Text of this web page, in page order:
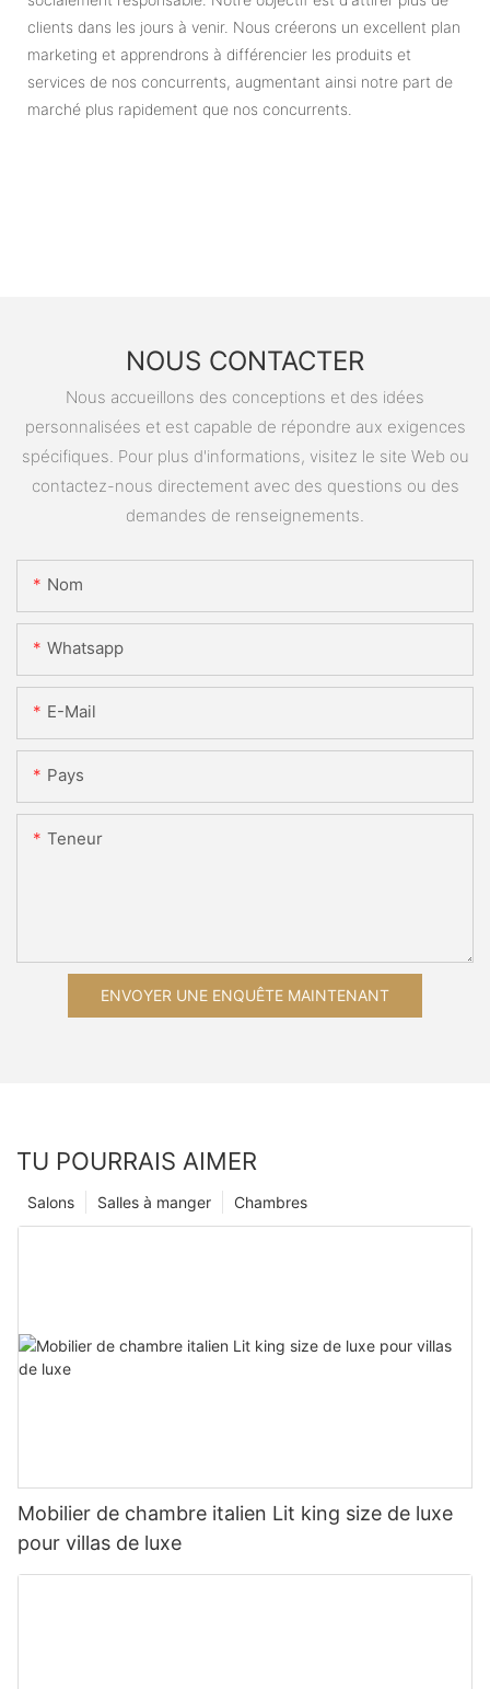
clients dans les jours à venir. Nous créerons un excellent plan
marketing et apprendrons à différencier les produits et
services de nos concurrents, augmentant ainsi notre part de
marché plus rapidement que nos concurrents.
NOUS CONTACTER
Nous accueillons des conceptions et des idées
personnalisées et est capable de répondre aux exigences
spécifiques. Pour plus d'informations, visitez le site Web ou
contactez-nous directement avec des questions ou des
demandes de renseignements.
Nom
Whatsapp
E-Mail
Pays
Teneur
ENVOYER UNE ENQUÊTE MAINTENANT
TU POURRAIS AIMER
Chambres
Salles à manger
Salons
Mobilier de chambre italien Lit king size de luxe
pour villas de luxe